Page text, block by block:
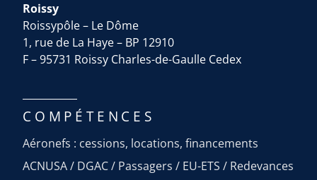
Roissy
Roissypôle – Le Dôme
1, rue de La Haye – BP 12910
F – 95731 Roissy Charles-de-Gaulle Cedex
COMPÉTENCES
Aéronefs : cessions, locations, financements
ACNUSA / DGAC / Passagers / EU-ETS / Redevances